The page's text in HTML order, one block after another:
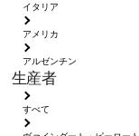
イタリア
アメリカ
アルゼンチン
生産者
すべて